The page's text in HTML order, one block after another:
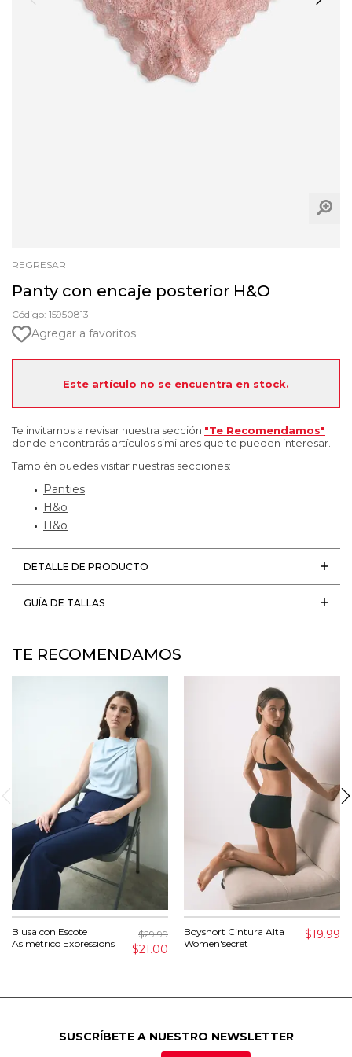
REGRESAR
Panty con encaje posterior H&O
Código: 15950813
Agregar a favoritos
Este artículo no se encuentra en stock.
Te invitamos a revisar nuestra sección "Te Recomendamos"
donde encontrarás artículos similares que te pueden interesar.
También puedes visitar nuestras secciones:
Panties
H&o
H&o
DETALLE DE PRODUCTO
GUÍA DE TALLAS
TE RECOMENDAMOS
Blusa con Escote
Asimétrico Expressions
$29.99
$21.00
Boyshort Cintura Alta
Women'secret
$19.99
SUSCRÍBETE A NUESTRO NEWSLETTER